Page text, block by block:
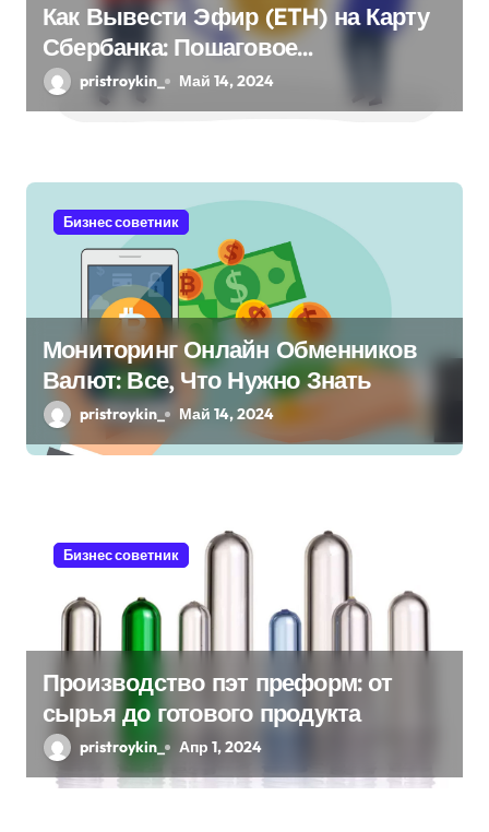
п
и
я
Как Вывести Эфир (ETH) на Карту
Сбербанка: Пошаговое
Руководство
pristroykin_ Май 14, 2024
Бизнес советник
Мониторинг Онлайн Обменников
Валют: Все, Что Нужно Знать
pristroykin_ Май 14, 2024
Бизнес советник
Производство пэт преформ: от
сырья до готового продукта
pristroykin_ Апр 1, 2024